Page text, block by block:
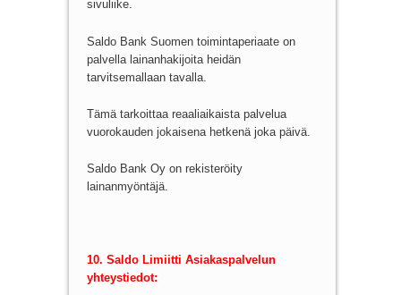
sivuliike.
Saldo Bank Suomen toimintaperiaate on
palvella lainanhakijoita heidän
tarvitsemallaan tavalla.
Tämä tarkoittaa reaaliaikaista palvelua
vuorokauden jokaisena hetkenä joka päivä.
Saldo Bank Oy on rekisteröity
lainanmyöntäjä.
10. Saldo Limiitti Asiakaspalvelun
yhteystiedot: